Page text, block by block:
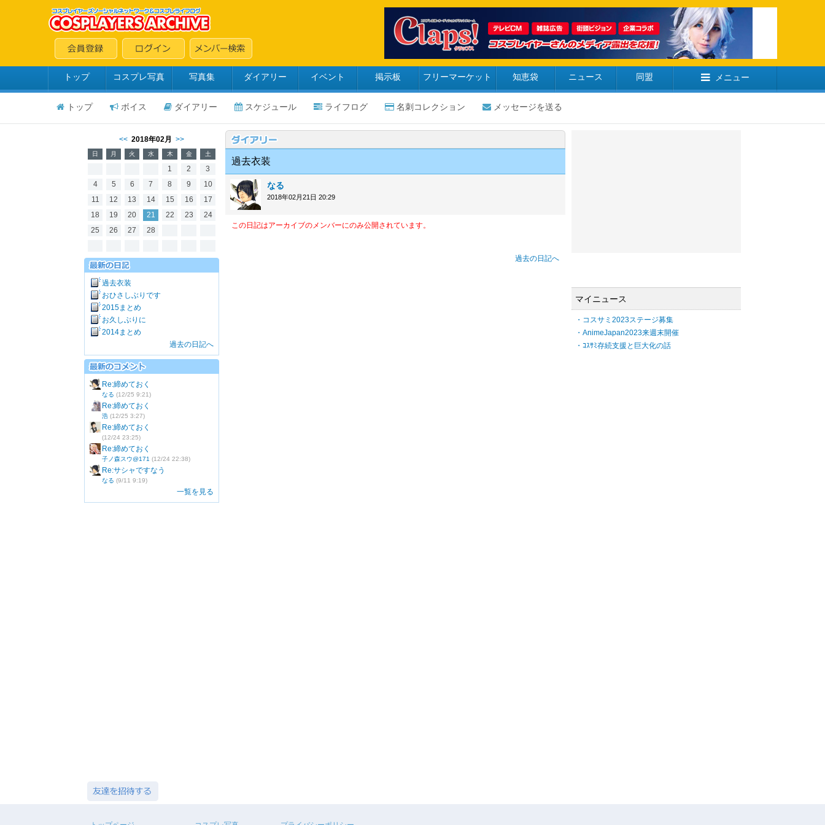
トップ コスプレ写真 写真集 ダイアリー イベント 掲示板 フリーマーケット 知恵袋 ニュース 同盟 メニュー
トップ ボイス ダイアリー スケジュール ライフログ 名刺コレクション メッセージを送る
<< 2018年02月 >>
日 月 火 水 木 金 土
1 2
3
4
5 6 7 8 9
10
11
12 13 14 15 16
17
18
19 20 21 22 23
24
25
26 27 28
過去衣装
おひさしぶりです
2015まとめ
お久しぶりに
2014まとめ
過去の日記へ
Re:締めておく
なる (12/25 9:21)
Re:締めておく
浩 (12/25 3:27)
Re:締めておく
(12/24 23:25)
Re:締めておく
子ノ森スウ@171 (12/24 22:38)
Re:サシャですなう
なる (9/11 9:19)
一覧を見る
過去衣装
なる
2018年02月21日 20:29
この日記はアーカイブのメンバーにのみ公開されています。
過去の日記へ
マイニュース
・コスサミ2023ステージ募集
・AnimeJapan2023来週末開催
・ｺｽｻﾐ存続支援と巨大化の話